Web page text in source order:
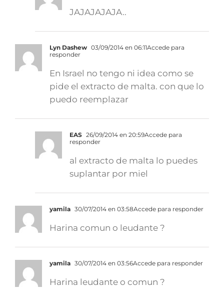
JAJAJAJAJA..
Lyn Dashew 03/09/2014 en 06:11Accede para
responder
En Israel no tengo ni idea como se
pide el extracto de malta. con que lo
puedo reemplazar
EAS 26/09/2014 en 20:59Accede para
responder
al extracto de malta lo puedes
suplantar por miel
yamila 30/07/2014 en 03:58Accede para responder
Harina comun o leudante ?
yamila 30/07/2014 en 03:56Accede para responder
Harina leudante o comun ?